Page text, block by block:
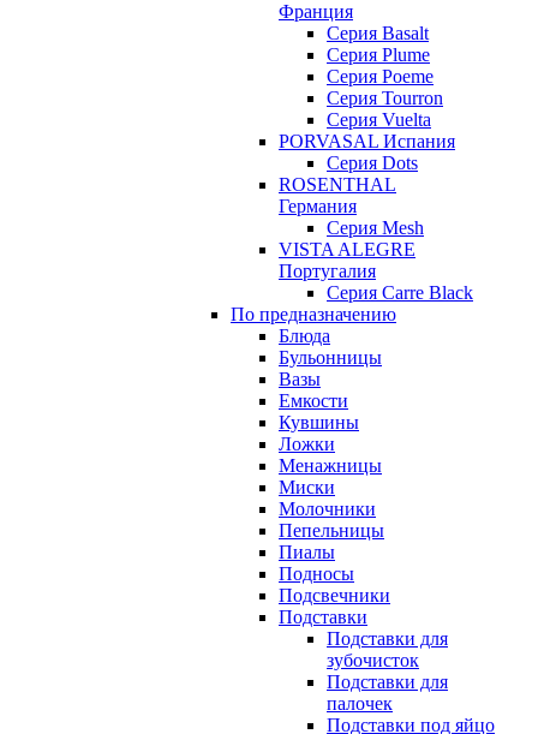
Франция
Серия Basalt
Серия Plume
Серия Poeme
Серия Tourron
Серия Vuelta
PORVASAL Испания
Серия Dots
ROSENTHAL
Германия
Серия Mesh
VISTA ALEGRE
Португалия
Серия Carre Black
По предназначению
Блюда
Бульонницы
Вазы
Емкости
Кувшины
Ложки
Менажницы
Миски
Молочники
Пепельницы
Пиалы
Подносы
Подсвечники
Подставки
Подставки для
зубочисток
Подставки для
палочек
Подставки под яйцо